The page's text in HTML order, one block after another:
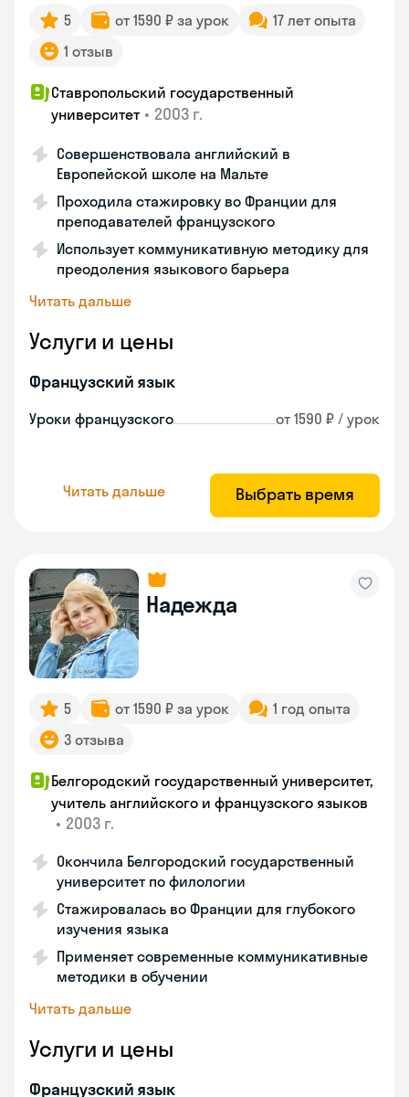
5 от 1590 ₽ за урок
17 лет опыта
1 отзыв
Ставропольский государственный
университет • 2003 г.
Совершенствовала английский в
Европейской школе на Мальте
Проходила стажировку во Франции для
преподавателей французского
Использует коммуникативную методику для
преодоления языкового барьера
Читать дальше
Услуги и цены
Французский язык
Уроки французского от 1590 ₽ / урок
Читать дальше Выбрать время
Надежда
5 от 1590 ₽ за урок
1 год опыта
3 отзыва
Белгородский государственный университет,
учитель английского и французского языков
• 2003 г.
Окончила Белгородский государственный
университет по филологии
Стажировалась во Франции для глубокого
изучения языка
Применяет современные коммуникативные
методики в обучении
Читать дальше
Услуги и цены
Французский язык